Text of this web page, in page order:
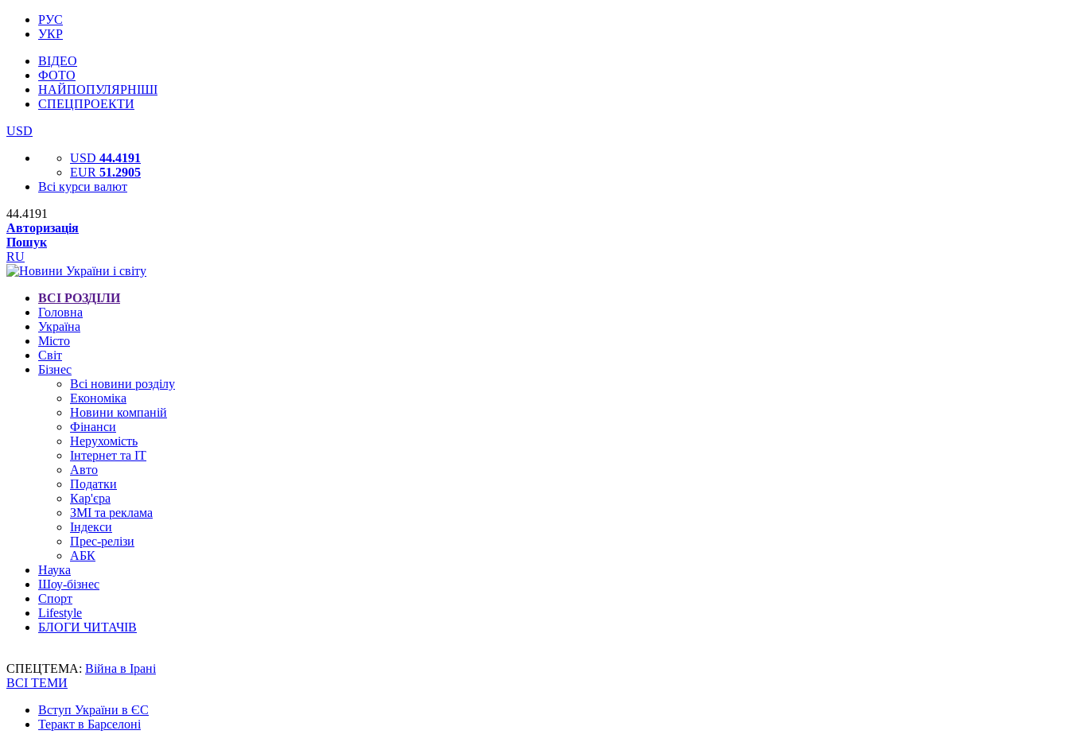
РУС
УКР
ВІДЕО
ФОТО
НАЙПОПУЛЯРНІШІ
СПЕЦПРОЕКТИ
USD
USD 44.4191
EUR 51.2905
Всі курси валют
44.4191
Авторизація
Пошук
RU
ВСІ РОЗДІЛИ
Головна
Україна
Місто
Світ
Бізнес
Всі новини розділу
Економіка
Новини компаній
Фінанси
Нерухомість
Інтернет та IT
Авто
Податки
Кар'єра
ЗМІ та реклама
Індекси
Прес-релізи
АБК
Наука
Шоу-бізнес
Спорт
Lifestyle
БЛОГИ ЧИТАЧІВ
СПЕЦТЕМА: Війна в Ірані
ВСІ ТЕМИ
Вступ України в ЄС
Теракт в Барселоні